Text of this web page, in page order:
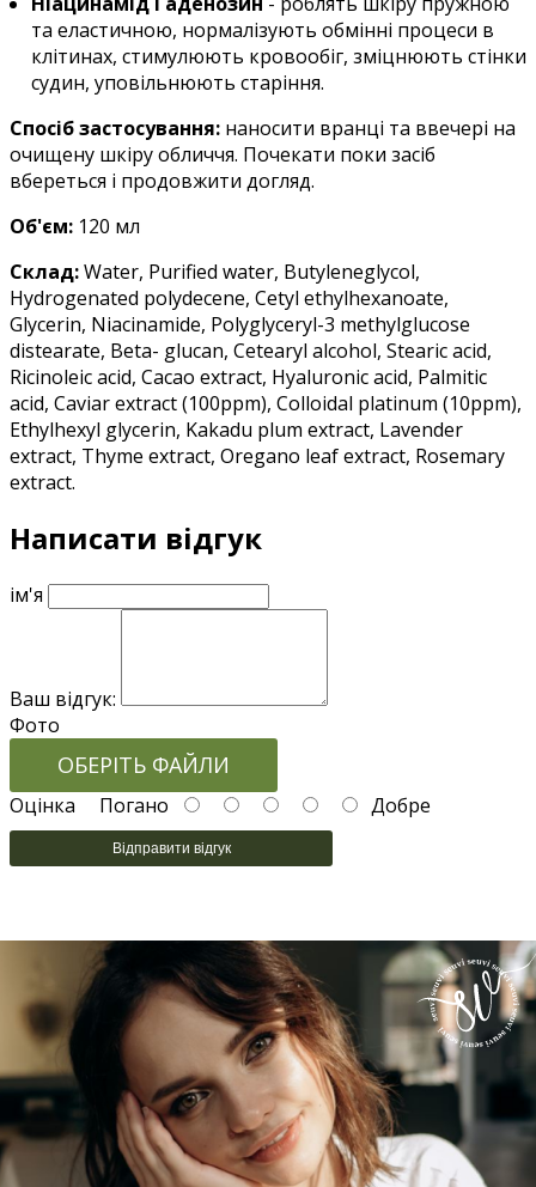
та еластичною, нормалізують обмінні процеси в
клітинах, стимулюють кровообіг, зміцнюють стінки
судин, уповільнюють старіння.
Спосіб застосування: наносити вранці та ввечері на
очищену шкіру обличчя. Почекати поки засіб
вбереться і продовжити догляд.
Об'єм: 120 мл
Склад:Water, Purified water, Butyleneglycol,
Hydrogenated polydecene, Cetyl ethylhexanoate,
Glycerin, Niacinamide, Polyglyceryl-3 methylglucose
distearate, Beta- glucan, Cetearyl alcohol, Stearic acid,
Ricinoleic acid, Cacao extract, Hyaluronic acid, Palmitic
acid, Caviar extract (100ppm), Colloidal platinum (10ppm),
Ethylhexyl glycerin, Kakadu plum extract, Lavender
extract, Thyme extract, Oregano leaf extract, Rosemary
extract.
Написати відгук
ім'я
Ваш відгук:
Фото
ОБЕРІТЬ ФАЙЛИ
Оцінка Погано Добре
Відправити відгук